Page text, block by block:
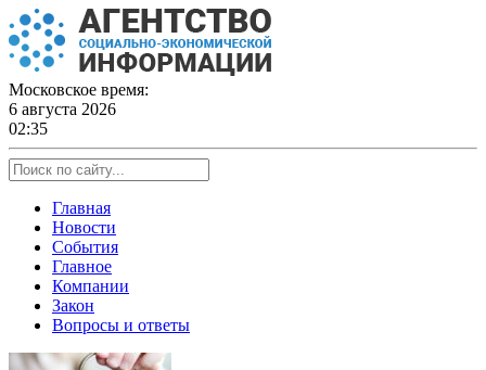
Skip
to
content
Московское время:
6 августа 2026
02:35
Главная
Новости
События
Главное
Компании
Закон
Вопросы и ответы